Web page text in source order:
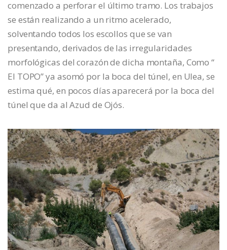
comenzado a perforar el último tramo. Los trabajos
se están realizando a un ritmo acelerado,
solventando todos los escollos que se van
presentando, derivados de las irregularidades
morfológicas del corazón de dicha montaña, Como “
El TOPO” ya asomó por la boca del túnel, en Ulea, se
estima qué, en pocos días aparecerá por la boca del
túnel que da al Azud de Ojós.